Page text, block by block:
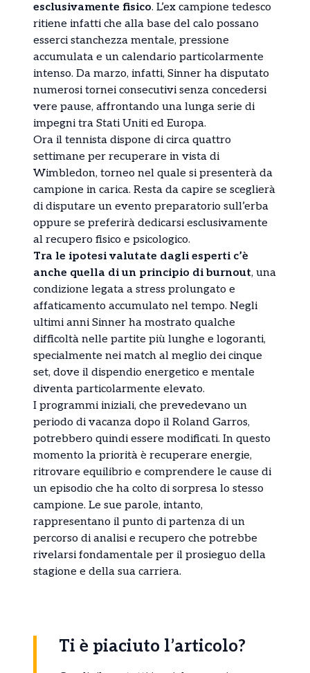
esclusivamente fisico. L’ex campione tedesco
ritiene infatti che alla base del calo possano
esserci stanchezza mentale, pressione
accumulata e un calendario particolarmente
intenso. Da marzo, infatti, Sinner ha disputato
numerosi tornei consecutivi senza concedersi
vere pause, affrontando una lunga serie di
impegni tra Stati Uniti ed Europa.
Ora il tennista dispone di circa quattro
settimane per recuperare in vista di
Wimbledon, torneo nel quale si presenterà da
campione in carica. Resta da capire se sceglierà
di disputare un evento preparatorio sull’erba
oppure se preferirà dedicarsi esclusivamente
al recupero fisico e psicologico.
Tra le ipotesi valutate dagli esperti c’è
anche quella di un principio di burnout, una
condizione legata a stress prolungato e
affaticamento accumulato nel tempo. Negli
ultimi anni Sinner ha mostrato qualche
difficoltà nelle partite più lunghe e logoranti,
specialmente nei match al meglio dei cinque
set, dove il dispendio energetico e mentale
diventa particolarmente elevato.
I programmi iniziali, che prevedevano un
periodo di vacanza dopo il Roland Garros,
potrebbero quindi essere modificati. In questo
momento la priorità è recuperare energie,
ritrovare equilibrio e comprendere le cause di
un episodio che ha colto di sorpresa lo stesso
campione. Le sue parole, intanto,
rappresentano il punto di partenza di un
percorso di analisi e recupero che potrebbe
rivelarsi fondamentale per il prosieguo della
stagione e della sua carriera.
Ti è piaciuto l’articolo?